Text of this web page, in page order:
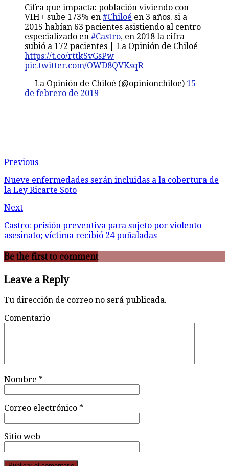
Cifra que impacta: población viviendo con
VIH+ sube 173% en #Chiloé en 3 años. si a
2015 habían 63 pacientes asistiendo al centro
especializado en #Castro, en 2018 la cifra
subió a 172 pacientes | La Opinión de Chiloé
https://t.co/rttkSvGsPw
pic.twitter.com/OWD8QVKsqR
— La Opinión de Chiloé (@opinionchiloe) 15
de febrero de 2019
Previous
Nueve enfermedades serán incluidas a la cobertura de
la Ley Ricarte Soto
Next
Castro: prisión preventiva para sujeto por violento
asesinato; víctima recibió 24 puñaladas
Be the first to comment
Leave a Reply
Tu dirección de correo no será publicada.
Comentario
Nombre *
Correo electrónico *
Sitio web